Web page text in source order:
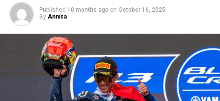
Published 10 months ago on October 16, 2025
By Annisa